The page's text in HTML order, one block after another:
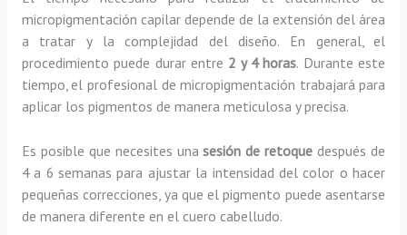
micropigmentación capilar depende de la extensión del área
a tratar y la complejidad del diseño. En general, el
procedimiento puede durar entre 2 y 4 horas. Durante este
tiempo, el profesional de micropigmentación trabajará para
aplicar los pigmentos de manera meticulosa y precisa.
Es posible que necesites unasesión de retoque después de
4 a 6 semanas para ajustar la intensidad del color o hacer
pequeñas correcciones, ya que el pigmento puede asentarse
de manera diferente en el cuero cabelludo.